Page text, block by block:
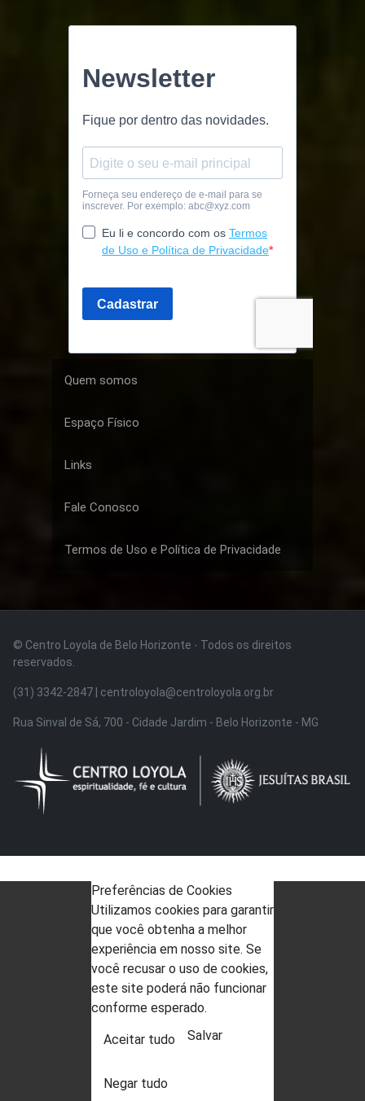
Quem somos
Espaço Físico
Links
Fale Conosco
Termos de Uso e Política de Privacidade
© Centro Loyola de Belo Horizonte · Todos os direitos
reservados.
(31) 3342-2847 | centroloyola@centroloyola.org.br
Rua Sinval de Sá, 700 - Cidade Jardim - Belo Horizonte - MG
Preferências de Cookies
Utilizamos cookies para garantir
que você obtenha a melhor
experiência em nosso site. Se
você recusar o uso de cookies,
este site poderá não funcionar
conforme esperado.
Aceitar tudo
Negar tudo
Salvar